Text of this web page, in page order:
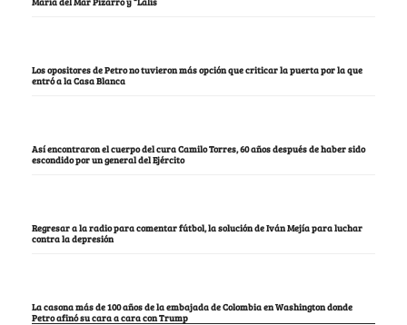
Los opositores de Petro no tuvieron más opción que criticar la puerta por la que
entró a la Casa Blanca
Así encontraron el cuerpo del cura Camilo Torres, 60 años después de haber sido
escondido por un general del Ejército
Regresar a la radio para comentar fútbol, la solución de Iván Mejía para luchar
contra la depresión
La casona más de 100 años de la embajada de Colombia en Washington donde
Petro afinó su cara a cara con Trump